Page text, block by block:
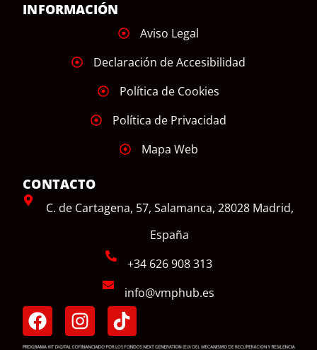
INFORMACIÓN
Aviso Legal
Declaración de Accesibilidad
Política de Cookies
Política de Privacidad
Mapa Web
CONTACTO
C. de Cartagena, 57, Salamanca, 28028 Madrid,
España
+34 626 908 313
info@vmphub.es